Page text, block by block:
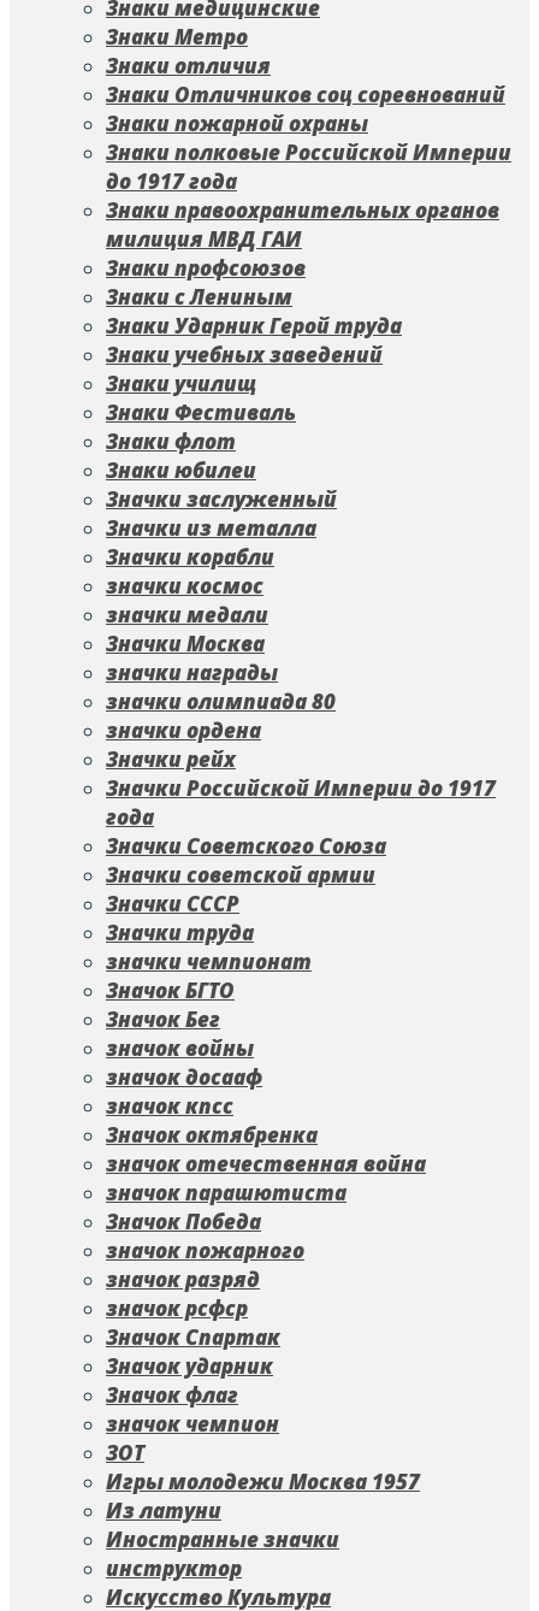
Знаки медицинские
Знаки Метро
Знаки отличия
Знаки Отличников соц соревнований
Знаки пожарной охраны
Знаки полковые Российской Империи
до 1917 года
Знаки правоохранительных органов
милиция МВД ГАИ
Знаки профсоюзов
Знаки с Лениным
Знаки Ударник Герой труда
Знаки учебных заведений
Знаки училищ
Знаки Фестиваль
Знаки флот
Знаки юбилеи
Значки заслуженный
Значки из металла
Значки корабли
значки космос
значки медали
Значки Москва
значки награды
значки олимпиада 80
значки ордена
Значки рейх
Значки Российской Империи до 1917
года
Значки Советского Союза
Значки советской армии
Значки СССР
Значки труда
значки чемпионат
Значок БГТО
Значок Бег
значок войны
значок досааф
значок кпсс
Значок октябренка
значок отечественная война
значок парашютиста
Значок Победа
значок пожарного
значок разряд
значок рсфср
Значок Спартак
Значок ударник
Значок флаг
значок чемпион
ЗОТ
Игры молодежи Москва 1957
Из латуни
Иностранные значки
инструктор
Искусство Культура